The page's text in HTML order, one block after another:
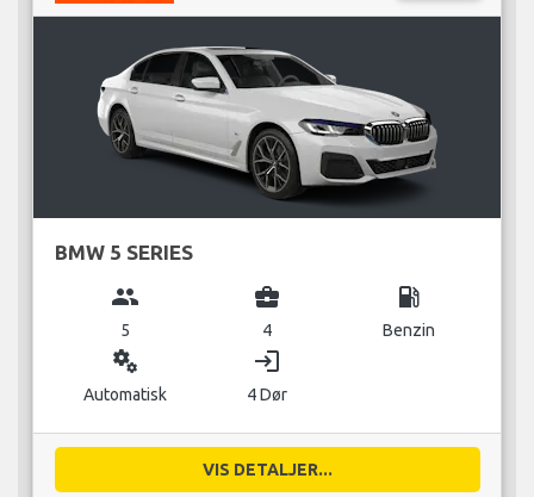
BMW 5 SERIES
group
5
business_center
4
local_gas_station
Benzin
miscellaneous_services
Automatisk
login
4 Dør
VIS DETALJER...